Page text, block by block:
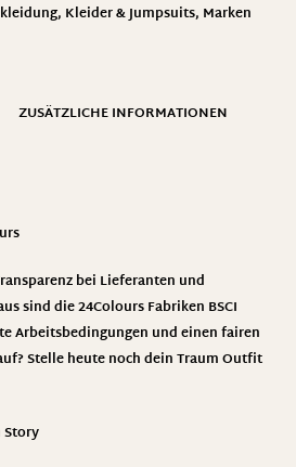
, Kleider & Jumpsuits, Marken
ZUSÄTZLICHE INFORMATIONEN
bei Lieferanten und
sind die 24Colours Fabriken BSCI
Arbeitsbedingungen und einen fairen
Stelle heute noch dein Traum Outfit
Story